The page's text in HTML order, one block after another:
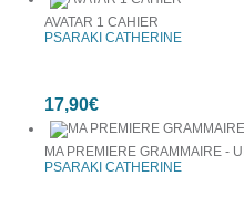
AVATAR 1 CAHIER
PSARAKI CATHERINE
17,90€
MA PREMIERE GRAMMAIRE -
PSARAKI CATHERINE